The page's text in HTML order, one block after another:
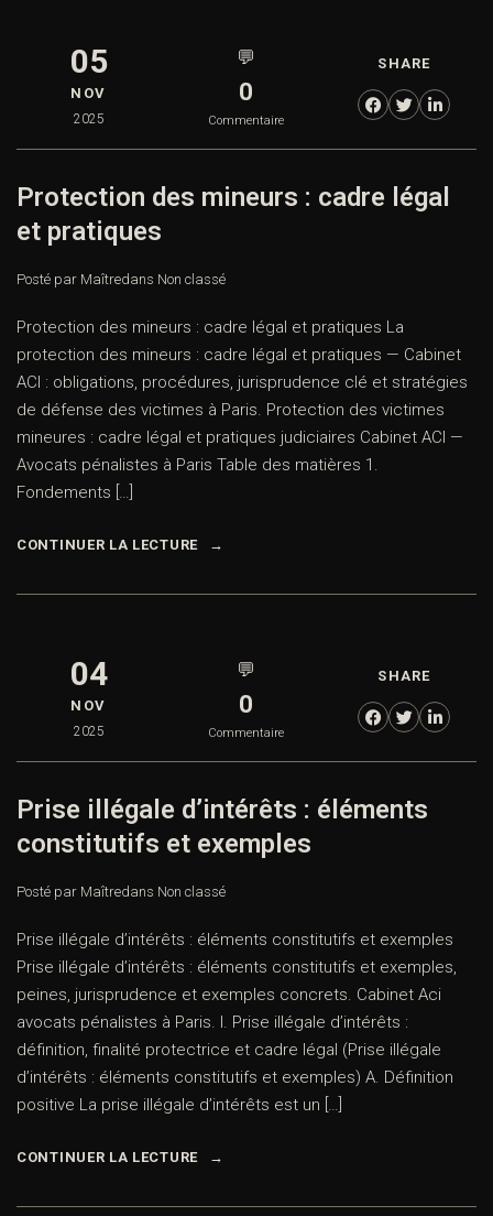
05
NOV
2025
💬
0
Commentaire
SHARE
Protection des mineurs : cadre légal
et pratiques
Posté par Maîtredans Non classé
Protection des mineurs : cadre légal et pratiques La
protection des mineurs : cadre légal et pratiques — Cabinet
ACI : obligations, procédures, jurisprudence clé et stratégies
de défense des victimes à Paris. Protection des victimes
mineures : cadre légal et pratiques judiciaires Cabinet ACI —
Avocats pénalistes à Paris Table des matières 1.
Fondements […]
CONTINUER LA LECTURE
04
NOV
2025
💬
0
Commentaire
SHARE
Prise illégale d’intérêts : éléments
constitutifs et exemples
Posté par Maîtredans Non classé
Prise illégale d’intérêts : éléments constitutifs et exemples
Prise illégale d’intérêts : éléments constitutifs et exemples,
peines, jurisprudence et exemples concrets. Cabinet Aci
avocats pénalistes à Paris. I. Prise illégale d’intérêts :
définition, finalité protectrice et cadre légal (Prise illégale
d’intérêts : éléments constitutifs et exemples) A. Définition
positive La prise illégale d’intérêts est un […]
CONTINUER LA LECTURE